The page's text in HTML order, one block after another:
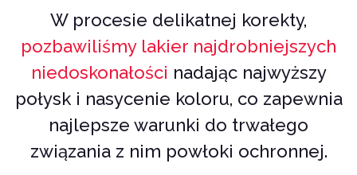
W procesie delikatnej korekty,
pozbawiliśmy lakier najdrobniejszych
niedoskonałości nadając najwyższy
połysk i nasycenie koloru, co zapewnia
najlepsze warunki do trwałego
związania z nim powłoki ochronnej.